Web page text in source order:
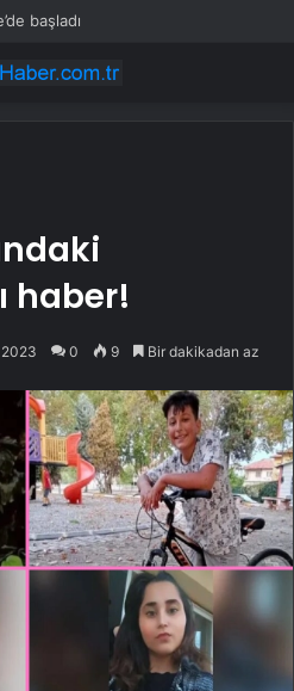
başladı
haber!
0 9 Bir dakikadan az